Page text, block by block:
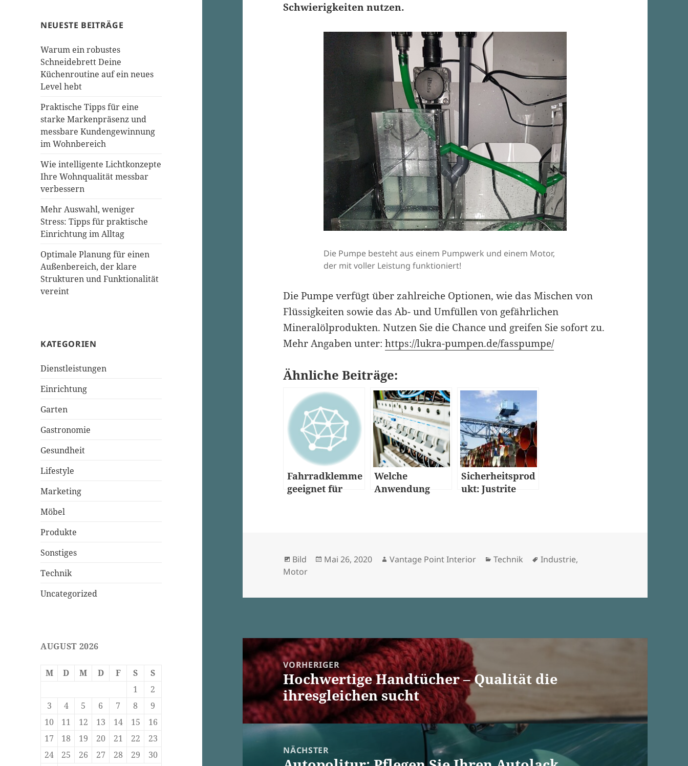
NEUESTE BEITRÄGE
Warum ein robustes
Schneidebrett Deine
Küchenroutine auf ein neues
Level hebt
Praktische Tipps für eine
starke Markenpräsenz und
messbare Kundengewinnung
im Wohnbereich
Wie intelligente Lichtkonzepte
Ihre Wohnqualität messbar
verbessern
Mehr Auswahl, weniger
Stress: Tipps für praktische
Einrichtung im Alltag
Optimale Planung für einen
Außenbereich, der klare
Strukturen und Funktionalität
vereint
KATEGORIEN
Dienstleistungen
Einrichtung
Garten
Gastronomie
Gesundheit
Lifestyle
Marketing
Möbel
Produkte
Sonstiges
Technik
Uncategorized
AUGUST 2026
M D M D F S
S
1
2
3
4 5 6 7 8
9
10
11 12 13 14 15
16
17
18 19 20 21 22
23
24
25 26 27 28 29
30
Schwierigkeiten nutzen.
Die Pumpe besteht aus einem Pumpwerk und einem Motor,
der mit voller Leistung funktioniert!
Die Pumpe verfügt über zahlreiche Optionen, wie das Mischen von
Flüssigkeiten sowie dasAb-und Umfüllen von gefährlichen
Mineralölprodukten. Nutzen Sie die Chance und greifen Sie sofort zu.
Mehr Angaben unter:https://lukra-pumpen.de/fasspumpe/
Ähnliche Beiträge:
Fahrradklemme
geeignet für
Welche
Anwendung
Sicherheitsprod
ukt: Justrite
Format
Bild
Veröffentlicht
Mai 26, 2020 Autor
Vantage Point Interior Kategorien
Technik Schlagwörter
Industrie,
Motor
Beitragsnavigation
VORHERIGER
Vorheriger
Beitrag:
Hochwertige Handtücher – Qualität die
ihresgleichen sucht
NÄCHSTER
Nächster